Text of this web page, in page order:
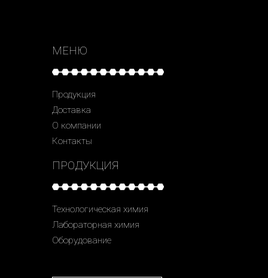
МЕНЮ
Продукция
Доставка
О компании
Контакты
ПРОДУКЦИЯ
Технологическая химия
Лабораторная химия
Оборудование